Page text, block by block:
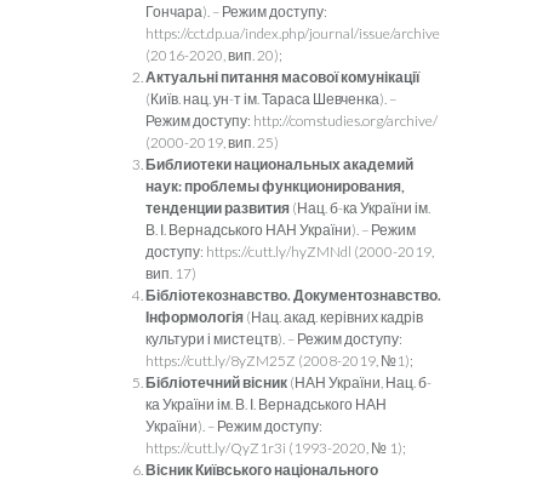
Гончара). – Режим доступу:
https://cct.dp.ua/index.php/journal/issue/archive
(2016-2020, вип. 20);
Актуальні питання масової комунікації
(Київ. нац. ун-т ім. Тараса Шевченка). –
Режим доступу: http://comstudies.org/archive/
(2000-2019, вип. 25)
Библиотеки национальных академий
наук: проблемы функционирования,
тенденции развития (Нац. б-ка України ім.
В. І. Вернадського НАН України). – Режим
доступу: https://cutt.ly/hyZMNdl (2000-2019,
вип. 17)
Бібліотекознавство. Документознавство.
Інформологія (Нац. акад. керівних кадрів
культури і мистецтв). – Режим доступу:
https://cutt.ly/8yZM25Z (2008-2019, №1);
Бібліотечний вісник (НАН України, Нац. б-
ка України ім. В. І. Вернадського НАН
України). – Режим доступу:
https://cutt.ly/QyZ1r3i (1993-2020, № 1);
Вісник Київського національного